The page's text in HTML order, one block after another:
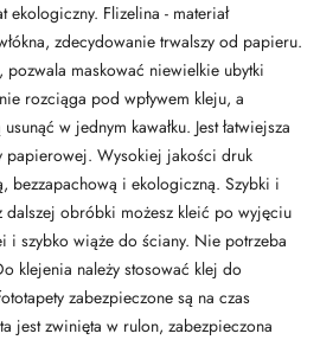
ekologiczny. Flizelina - materiał
zdecydowanie trwalszy od papieru.
pozwala maskować niewielkie ubytki
rozciąga pod wpływem kleju, a
w jednym kawałku. Jest łatwiejsza
papierowej. Wysokiej jakości druk
bezzapachową i ekologiczną. Szybki i
dalszej obróbki możesz kleić po wyjęciu
i szybko wiąże do ściany. Nie potrzeba
klejenia należy stosować klej do
zabezpieczone są na czas
jest zwinięta w rulon, zabezpieczona